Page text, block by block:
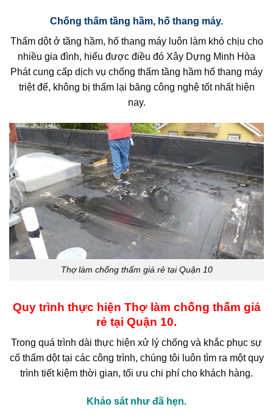
Chống thấm tầng hầm, hố thang máy.
Thấm dột ở tầng hầm, hố thang máy luôn làm khó chịu cho
nhiều gia đình, hiểu được điều đó Xây Dựng Minh Hòa
Phát cung cấp dịch vụ chống thấm tầng hầm hố thang máy
triệt để, không bị thấm lại băng công nghệ tốt nhất hiện
nay.
Thợ làm chống thấm giá rẻ tại Quận 10
Quy trình thực hiện Thợ làm chống thấm giá
rẻ tại Quận 10.
Trong quá trình dài thực hiện xử lý chống và khắc phục sự
cố thấm dột tại các công trình, chúng tôi luôn tìm ra một quy
trình tiết kiệm thời gian, tối ưu chi phí cho khách hàng.
Khảo sát như đã hẹn.